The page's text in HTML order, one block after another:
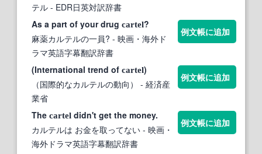
テル - EDR日英対訳辞書
As a part of your drug cartel?
麻薬カルテルの一員? - 映画・海外ド
ラマ英語字幕翻訳辞書
例文帳に追加
(International trend of cartel)
（国際的なカルテルの動向）
- 経済産
業省
例文帳に追加
The cartel didn't get the money.
カルテルは お金を取ってない - 映画・
海外ドラマ英語字幕翻訳辞書
例文帳に追加